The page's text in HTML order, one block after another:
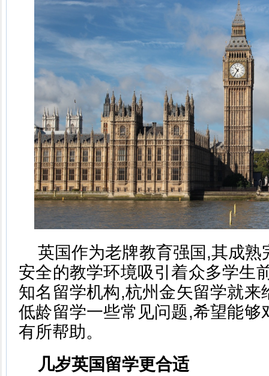
英国作为老牌教育强国,其成熟
安全的教学环境吸引着众多学生
知名留学机构,杭州金矢留学就来
低龄留学一些常见问题,希望能够
有所帮助。
几岁英国留学更合适